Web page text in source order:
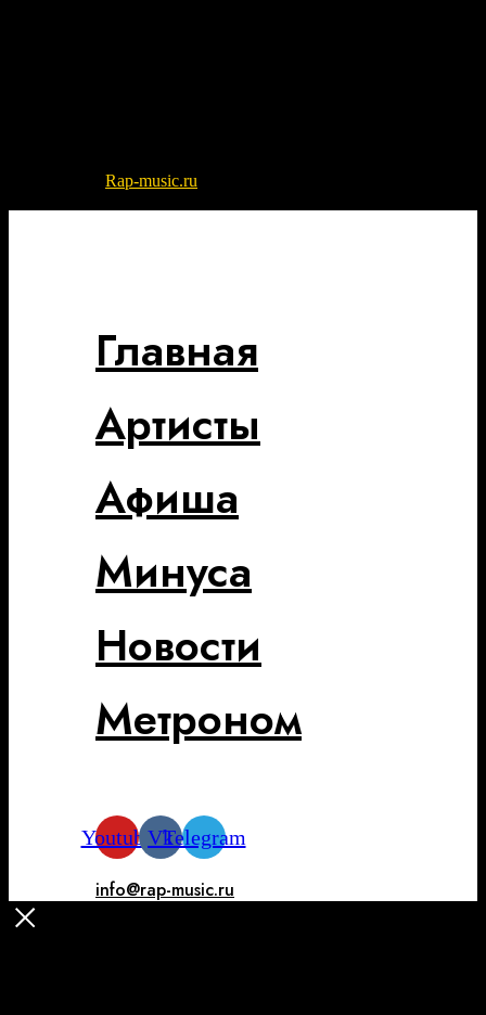
Rap-music.ru
Главная
Артисты
Афиша
Минуса
Новости
Метроном
YoutubeVkTelegram
info@rap-music.ru